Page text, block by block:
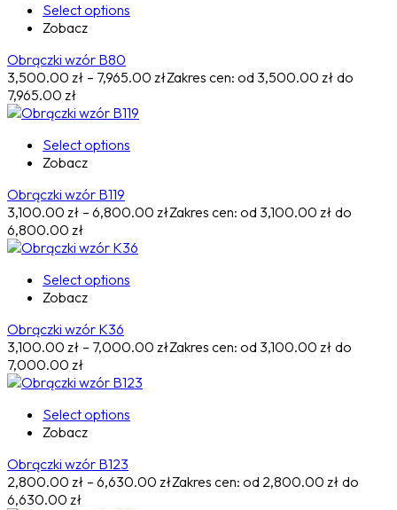
Select options
Zobacz
Obrączki wzór B80
3,500.00 zł – 7,965.00 złZakres cen: od 3,500.00 zł do
7,965.00 zł
Select options
Zobacz
Obrączki wzór B119
3,100.00 zł – 6,800.00 złZakres cen: od 3,100.00 zł do
6,800.00 zł
Select options
Zobacz
Obrączki wzór K36
3,100.00 zł – 7,000.00 złZakres cen: od 3,100.00 zł do
7,000.00 zł
Select options
Zobacz
Obrączki wzór B123
2,800.00 zł – 6,630.00 złZakres cen: od 2,800.00 zł do
6,630.00 zł